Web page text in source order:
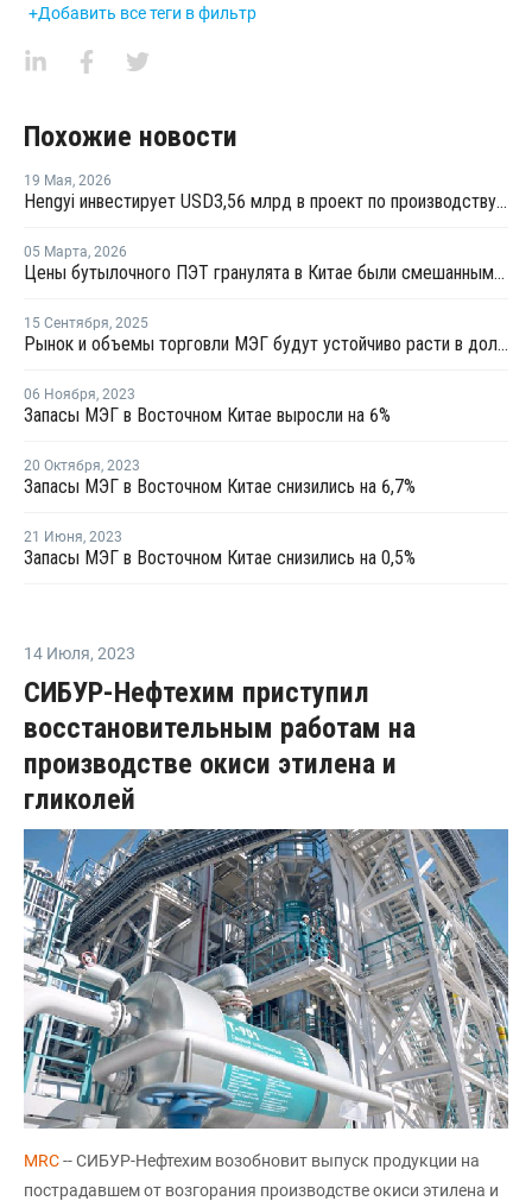
+Добавить все теги в фильтр
Похожие новости
19 Мая, 2026
Hengyi инвестирует USD3,56 млрд в проект по производству МЭГ из угля в Китае
05 Марта, 2026
Цены бутылочного ПЭТ гранулята в Китае были смешанными в феврале
15 Сентября, 2025
Рынок и объемы торговли МЭГ будут устойчиво расти в долгосрочной перспективе
06 Ноября, 2023
Запасы МЭГ в Восточном Китае выросли на 6%
20 Октября, 2023
Запасы МЭГ в Восточном Китае снизились на 6,7%
21 Июня, 2023
Запасы МЭГ в Восточном Китае снизились на 0,5%
14 Июля, 2023
СИБУР-Нефтехим приступил
восстановительным работам на
производстве окиси этилена и
гликолей
MRC-- СИБУР-Нефтехим возобновит выпуск продукции на
пострадавшем от возгорания производстве окиси этилена и